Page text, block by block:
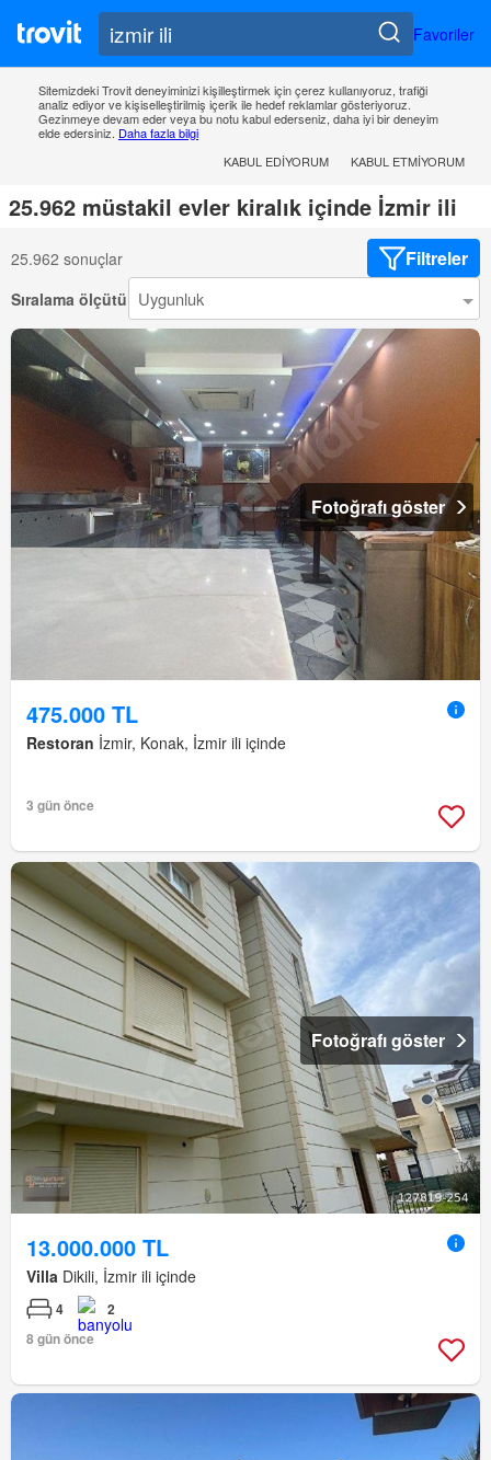
Favoriler
Sitemizdeki Trovit deneyiminizi kişilleştirmek için çerez kullanıyoruz, trafiği
analiz ediyor ve kişiselleştirilmiş içerik ile hedef reklamlar gösteriyoruz.
Gezinmeye devam eder veya bu notu kabul ederseniz, daha iyi bir deneyim
elde edersiniz. Daha fazla bilgi
KABUL EDIYORUM
KABUL ETMIYORUM
25.962 müstakil evler kiralık içinde İzmir ili
25.962 sonuçlar Filtreler
Sıralama ölçütü
Fotoğrafı göster
475.000 TL
Restoran İzmir, Konak, İzmir ili içinde
3 gün önce
Fotoğrafı göster
13.000.000 TL
Villa Dikili, İzmir ili içinde
4
2
8 gün önce